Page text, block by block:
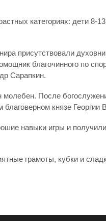
категориях: дети 8-
присутствовали
благочинного по
Сарапкин.
После
князе Георгии
навыки игры и
грамоты, кубки и